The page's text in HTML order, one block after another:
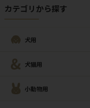
カテゴリから探す
犬用
犬猫用
小動物用